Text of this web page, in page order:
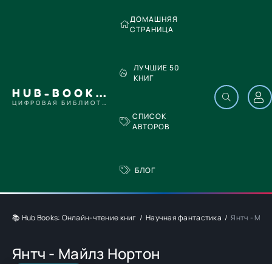
HUB-BOOKS.COM
ЦИФРОВАЯ БИБЛИОТЕКА
ДОМАШНЯЯ
СТРАНИЦА
ЛУЧШИЕ 50
КНИГ
СПИСОК
АВТОРОВ
БЛОГ
📚 Hub Books: Онлайн-чтение книг Научная фантастика Янтч -
Янтч - Майлз Нортон